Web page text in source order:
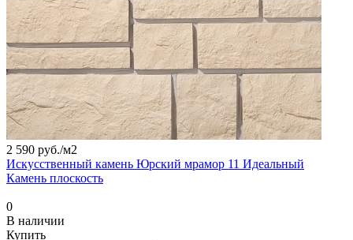
2 590 руб./м2
Искусственный камень Юрский мрамор 11 Идеальный
Камень плоскость
0
В наличии
Купить